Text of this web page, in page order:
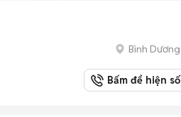
Bình Dương
Bấm để hiện số